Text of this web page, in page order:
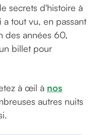
secrets d'histoire à
tout vu, en passant
des années 60,
billet pour
à œil à nos
autres nuits